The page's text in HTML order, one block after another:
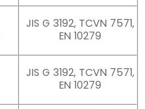
JIS G 3192, TCVN 7571,
EN 10279
JIS G 3192, TCVN 7571,
EN 10279